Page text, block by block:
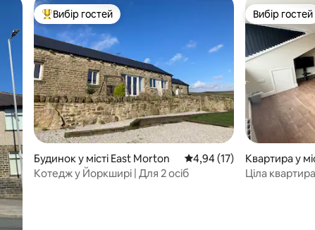
Топ вибір гостей
Вибір гостей
Будинок у місті East Morton Середня оцінка: 4,94 з 5,
4,94 (17)
Котедж у Йоркширі | Для 2 осіб
Вибір гостей
Вибір гостей
Квартира у
Ціла